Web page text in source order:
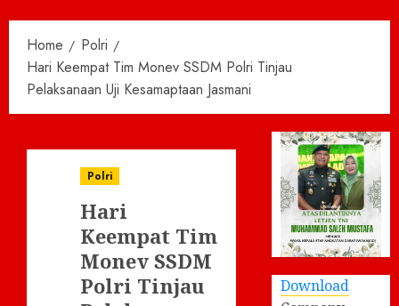
Home
Polri
Hari Keempat Tim Monev SSDM Polri Tinjau
Pelaksanaan Uji Kesamaptaan Jasmani
Polri
Hari
Keempat Tim
Monev SSDM
Polri Tinjau
Download